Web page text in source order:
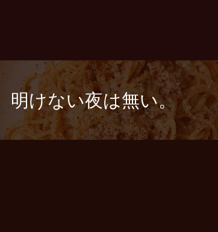
明けない夜は無い。